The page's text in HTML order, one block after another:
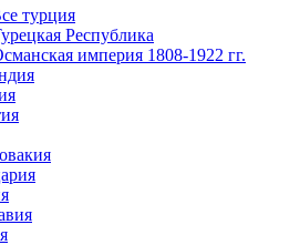
турция
Республика
империя 1808-1922 гг.